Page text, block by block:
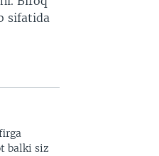
sifatida
balki siz